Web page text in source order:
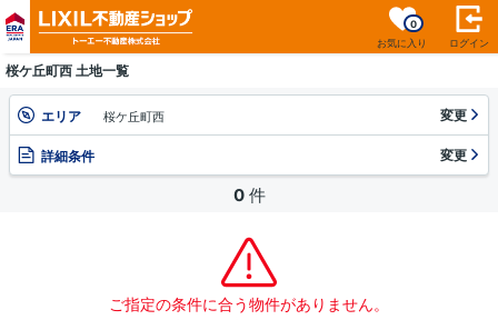
お気に入り
0
ログイン
桜ケ丘町西 土地一覧
エリア 桜ケ丘町西 変更
詳細条件 変更
0 件
ご指定の条件に合う物件がありません。